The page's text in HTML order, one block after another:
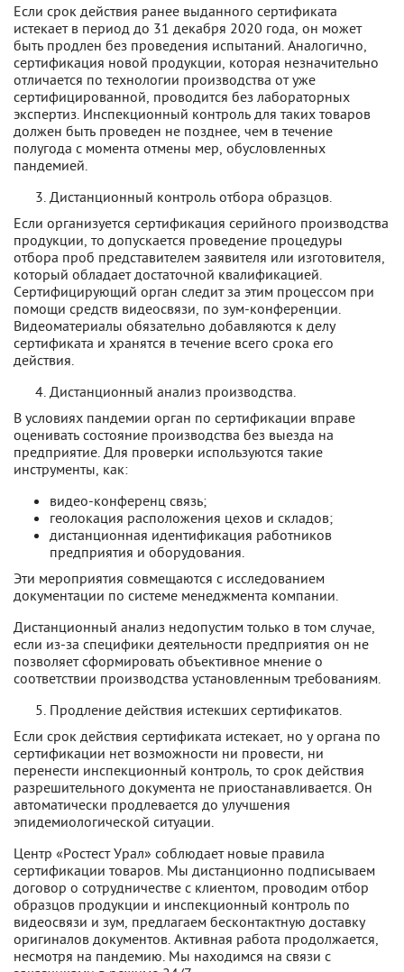
Если срок действия ранее выданного сертификата
истекает в период до 31 декабря 2020 года, он может
быть продлен без проведения испытаний. Аналогично,
сертификация новой продукции, которая незначительно
отличается по технологии производства от уже
сертифицированной, проводится без лабораторных
экспертиз. Инспекционный контроль для таких товаров
должен быть проведен не позднее, чем в течение
полугода с момента отмены мер, обусловленных
пандемией.
Дистанционный контроль отбора образцов.
Если организуется сертификация серийного производства
продукции, то допускается проведение процедуры
отбора проб представителем заявителя или изготовителя,
который обладает достаточной квалификацией.
Сертифицирующий орган следит за этим процессом при
помощи средств видеосвязи, по зум-конференции.
Видеоматериалы обязательно добавляются к делу
сертификата и хранятся в течение всего срока его
действия.
Дистанционный анализ производства.
В условиях пандемии орган по сертификации вправе
оценивать состояние производства без выезда на
предприятие. Для проверки используются такие
инструменты, как:
видео-конференц связь;
геолокация расположения цехов и складов;
дистанционная идентификация работников
предприятия и оборудования.
Эти мероприятия совмещаются с исследованием
документации по системе менеджмента компании.
Дистанционный анализ недопустим только в том случае,
если из-за специфики деятельности предприятия он не
позволяет сформировать объективное мнение о
соответствии производства установленным требованиям.
Продление действия истекших сертификатов.
Если срок действия сертификата истекает, но у органа по
сертификации нет возможности ни провести, ни
перенести инспекционный контроль, то срок действия
разрешительного документа не приостанавливается. Он
автоматически продлевается до улучшения
эпидемиологической ситуации.
Центр «Ростест Урал» соблюдает новые правила
сертификации товаров. Мы дистанционно подписываем
договор о сотрудничестве с клиентом, проводим отбор
образцов продукции и инспекционный контроль по
видеосвязи и зум, предлагаем бесконтактную доставку
оригиналов документов. Активная работа продолжается,
несмотря на пандемию. Мы находимся на связи с